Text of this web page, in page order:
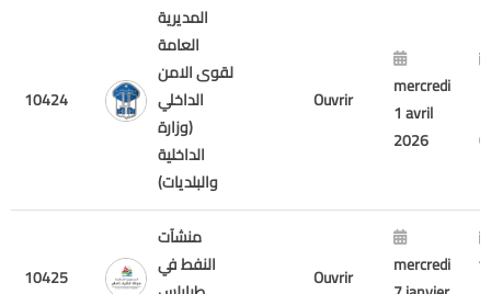
10424
المديرية
العامة
لقوى الامن
الداخلي
(وزارة
الداخلية
والبلديات)
Ouvrir
mercredi
1 avril
2026
10425
منشآت
النفط في
Ouvrir
mercredi